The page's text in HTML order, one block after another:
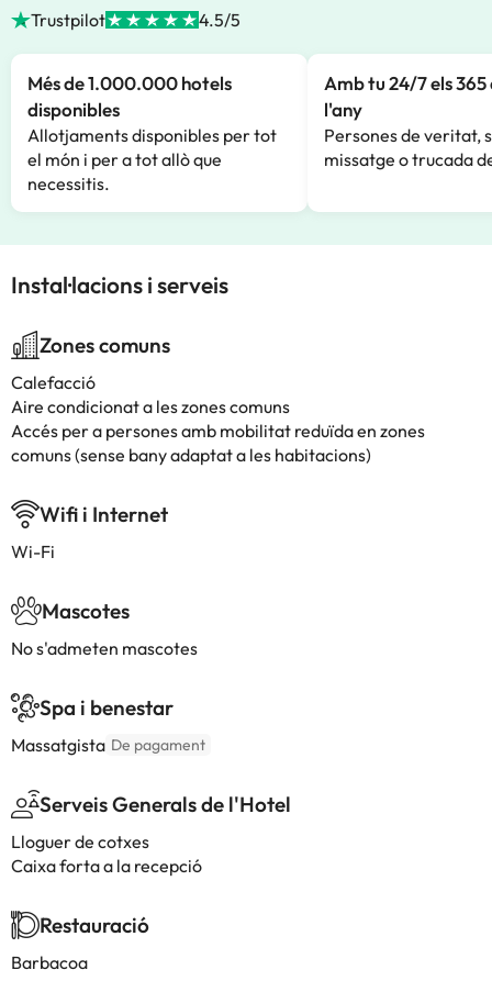
Trustpilot 4.5/5
Més de 1.000.000 hotels
disponibles
Allotjaments disponibles per tot
el món i per a tot allò que
necessitis.
Amb tu 24/7 els 365
l'any
Persones de veritat,
missatge o trucada
Instal·lacions i serveis
Zones comuns
Calefacció
Aire condicionat a les zones comuns
Accés per a persones amb mobilitat reduïda en zones
comuns (sense bany adaptat a les habitacions)
Wifi i Internet
Wi-Fi
Mascotes
No s'admeten mascotes
Spa i benestar
Massatgista De pagament
Serveis Generals de l'Hotel
Lloguer de cotxes
Caixa forta a la recepció
Restauració
Barbacoa